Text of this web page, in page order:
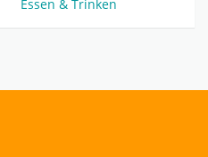
Essen & Trinken